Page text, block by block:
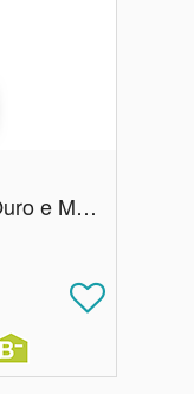
Porto, Porto, Lordelo do Ouro e Massarelos